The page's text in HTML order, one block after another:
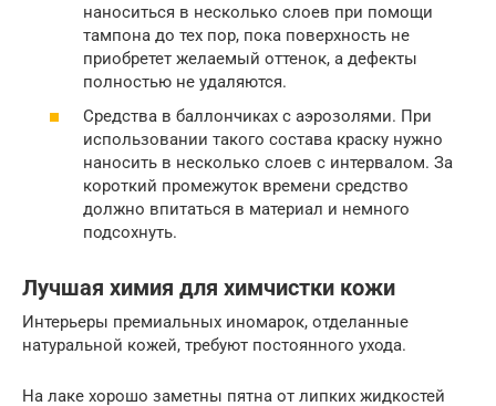
наноситься в несколько слоев при помощи
тампона до тех пор, пока поверхность не
приобретет желаемый оттенок, а дефекты
полностью не удаляются.
Средства в баллончиках с аэрозолями. При
использовании такого состава краску нужно
наносить в несколько слоев с интервалом. За
короткий промежуток времени средство
должно впитаться в материал и немного
подсохнуть.
Лучшая химия для химчистки кожи
Интерьеры премиальных иномарок, отделанные
натуральной кожей, требуют постоянного ухода.
На лаке хорошо заметны пятна от липких жидкостей